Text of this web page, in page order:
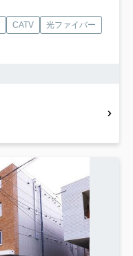
CATV
光ファイバー